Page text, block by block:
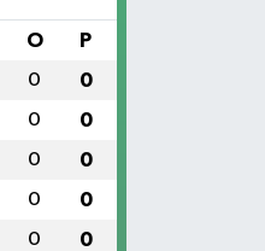
O P
0 0
0 0
0 0
0 0
0 0